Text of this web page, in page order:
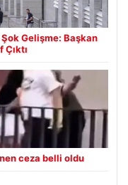
Gelişme: Başkan
Çıktı
ceza belli oldu